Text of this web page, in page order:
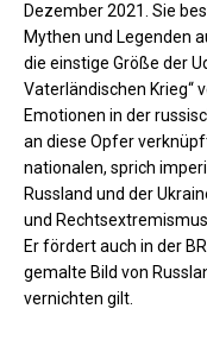
Dezember 2021. Sie
Mythen und Legenden
die einstige Größe der
Vaterländischen Krieg“
Emotionen in der
an diese Opfer
nationalen, sprich
Russland und der
und
Er fördert auch in der
gemalte Bild von
vernichten gilt.